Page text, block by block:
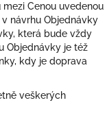
Cenou uvedenou
návrhu Objednávky
která bude vždy
Objednávky je též
kdy je doprava
veškerých